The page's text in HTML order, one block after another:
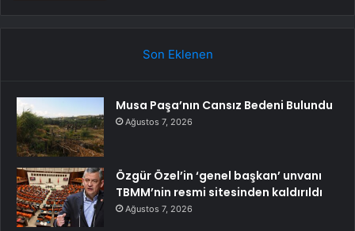
Son Eklenen
Musa Paşa’nın Cansız Bedeni Bulundu
Ağustos 7, 2026
Özgür Özel’in ‘genel başkan’ unvanı
TBMM’nin resmi sitesinden kaldırıldı
Ağustos 7, 2026